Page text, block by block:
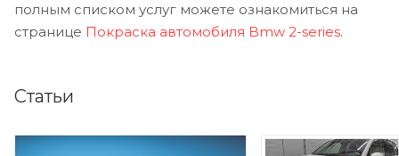
полным списком услуг можете ознакомиться на
странице Покраска автомобиля Bmw 2-series.
Статьи